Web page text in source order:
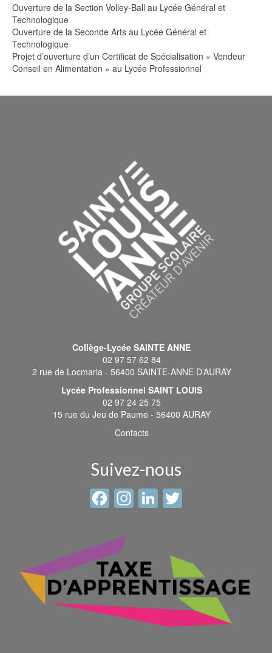
Ouverture de la Section Volley-Ball au Lycée Général et
Technologique
Ouverture de la Seconde Arts au Lycée Général et
Technologique
Projet d’ouverture d’un Certificat de Spécialisation « Vendeur
Conseil en Alimentation » au Lycée Professionnel
Collège-Lycée SAINTE ANNE
02 97 57 62 84
2 rue de Locmaria - 56400 SAINTE-ANNE D’AURAY
Lycée Professionnel SAINT LOUIS
02 97 24 25 75
15 rue du Jeu de Paume - 56400 AURAY
Contacts
Suivez-nous
Facebook
Instagram
LinkedIn